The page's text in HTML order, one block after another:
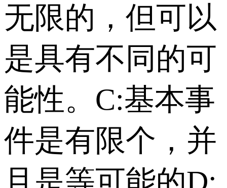
无限的，但可以
是具有不同的可
能性。 C:基本事
件是有限个，并